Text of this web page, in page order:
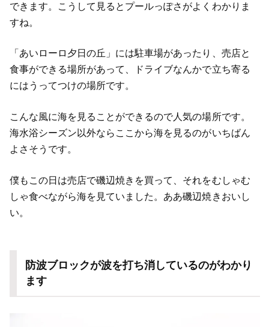
できます。こうして見るとプールっぽさがよくわかりま
すね。
「あいローロ夕日の丘」には駐車場があったり、売店と
食事ができる場所があって、ドライブなんかで立ち寄る
にはうってつけの場所です。
こんな風に海を見ることができるので人気の場所です。
海水浴シーズン以外ならここから海を見るのがいちばん
よさそうです。
僕もこの日は売店で磯辺焼きを買って、それをむしゃむ
しゃ食べながら海を見ていました。ああ磯辺焼きおいし
い。
防波ブロックが波を打ち消しているのがわかり
ます